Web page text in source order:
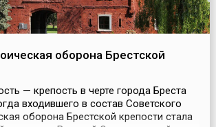
оборона Брестской
— крепость в черте города Бреста
входившего в состав Советского
оборона Брестской крепости стала